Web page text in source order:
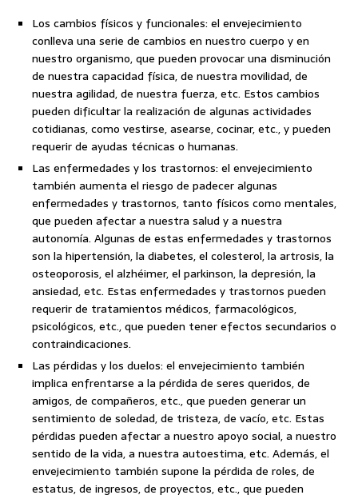
Los cambios físicos y funcionales: el envejecimiento
conlleva una serie de cambios en nuestro cuerpo y en
nuestro organismo, que pueden provocar una disminución
de nuestra capacidad física, de nuestra movilidad, de
nuestra agilidad, de nuestra fuerza, etc. Estos cambios
pueden dificultar la realización de algunas actividades
cotidianas, como vestirse, asearse, cocinar, etc., y pueden
requerir de ayudas técnicas o humanas.
Las enfermedades y los trastornos: el envejecimiento
también aumenta el riesgo de padecer algunas
enfermedades y trastornos, tanto físicos como mentales,
que pueden afectar a nuestra salud y a nuestra
autonomía. Algunas de estas enfermedades y trastornos
son la hipertensión, la diabetes, el colesterol, la artrosis, la
osteoporosis, el alzhéimer, el parkinson, la depresión, la
ansiedad, etc. Estas enfermedades y trastornos pueden
requerir de tratamientos médicos, farmacológicos,
psicológicos, etc., que pueden tener efectos secundarios o
contraindicaciones.
Las pérdidas y los duelos: el envejecimiento también
implica enfrentarse a la pérdida de seres queridos, de
amigos, de compañeros, etc., que pueden generar un
sentimiento de soledad, de tristeza, de vacío, etc. Estas
pérdidas pueden afectar a nuestro apoyo social, a nuestro
sentido de la vida, a nuestra autoestima, etc. Además, el
envejecimiento también supone la pérdida de roles, de
estatus, de ingresos, de proyectos, etc., que pueden